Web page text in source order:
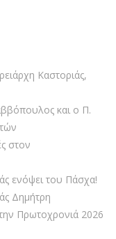
Καστοριάς,
και ο Π.
στον
ενόψει του Πάσχα!
Δημήτρη
Πρωτοχρονιά 2026